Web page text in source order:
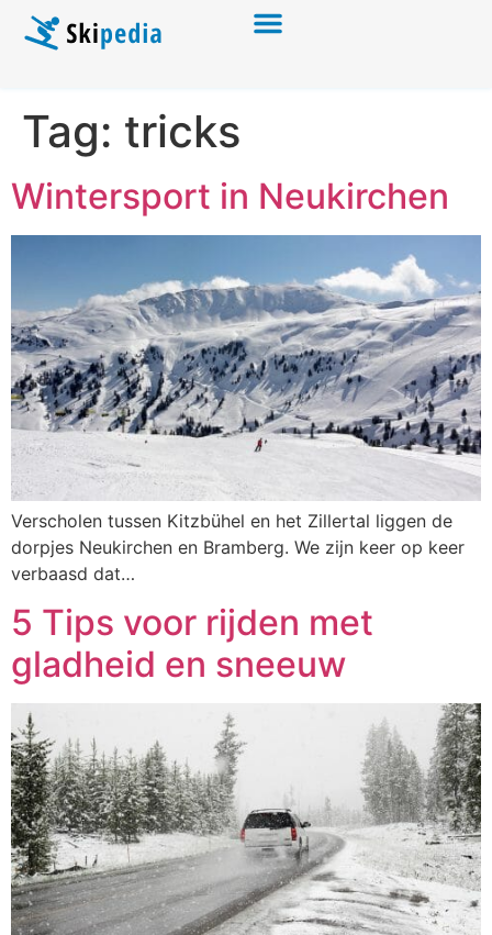
Tag: tricks
Wintersport in Neukirchen
Verscholen tussen Kitzbühel en het Zillertal liggen de
dorpjes Neukirchen en Bramberg. We zijn keer op keer
verbaasd dat…
5 Tips voor rijden met
gladheid en sneeuw